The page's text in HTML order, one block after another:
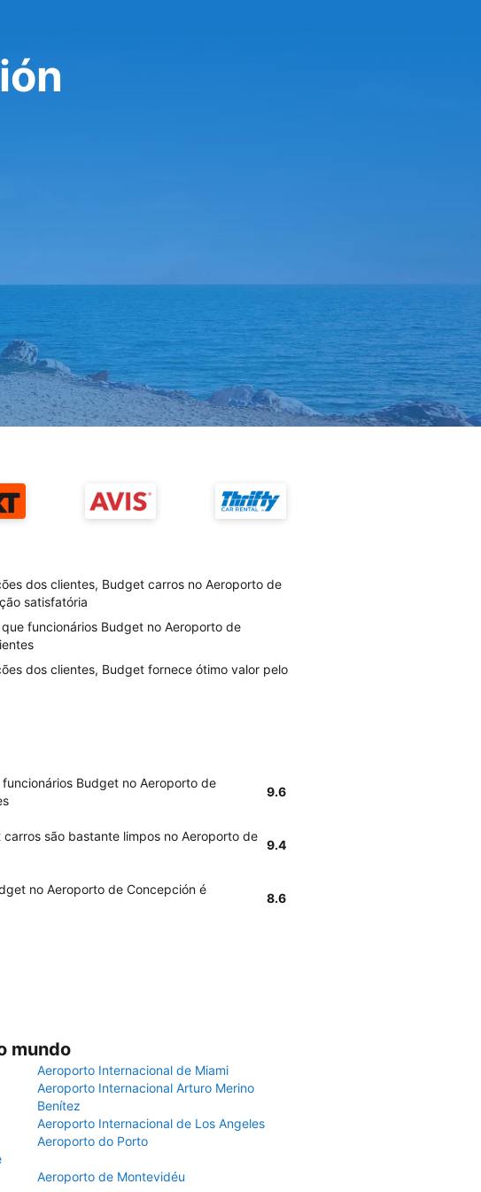
dos clientes, Budget carros no Aeroporto de
satisfatória
funcionários Budget no Aeroporto de
dos clientes, Budget fornece ótimo valor pelo
Budget no Aeroporto de
9.6
são bastante limpos no Aeroporto de
9.4
no Aeroporto de Concepción é
8.6
mundo
Aeroporto Internacional de Miami
Aeroporto Internacional Arturo Merino
Benítez
Aeroporto Internacional de Los Angeles
Aeroporto do Porto
Aeroporto de Montevidéu